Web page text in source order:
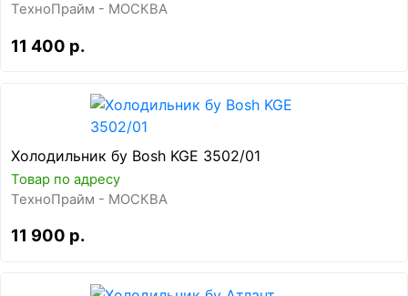
ТехноПрайм - МОСКВА
11 400 р.
Холодильник бу Bosh KGE 3502/01
Товар по адресу
ТехноПрайм - МОСКВА
11 900 р.